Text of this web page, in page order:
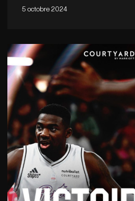
5 octobre 2024